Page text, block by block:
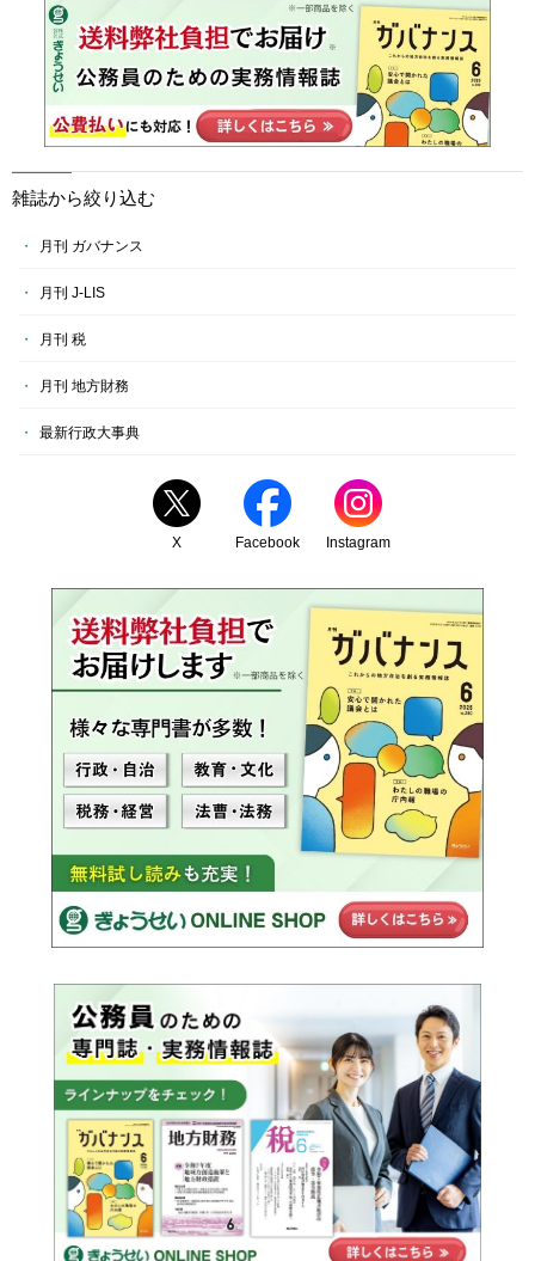
雑誌から絞り込む
月刊 ガバナンス
月刊 J-LIS
月刊 税
月刊 地方財務
最新行政大事典
X Facebook Instagram